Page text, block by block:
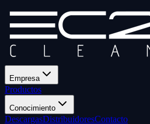
Empresa
Productos
Conocimiento
DescargasDistribuidoresContacto